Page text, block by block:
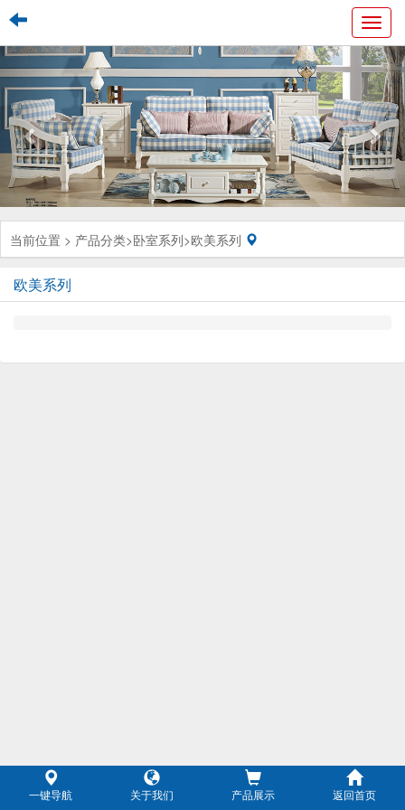
当前位置 > 产品分类>卧室系列>欧美系列
欧美系列
一键导航 关于我们 产品展示 返回首页